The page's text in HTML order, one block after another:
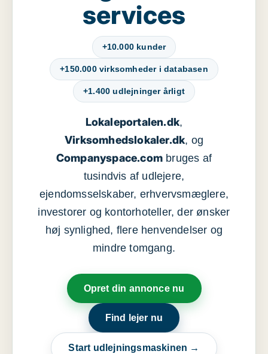
services
+10.000 kunder
+150.000 virksomheder i databasen
+1.400 udlejninger årligt
Lokaleportalen.dk,
Virksomhedslokaler.dk, og
Companyspace.com bruges af
tusindvis af udlejere,
ejendomsselskaber, erhvervsmæglere,
investorer og kontorhoteller, der ønsker
høj synlighed, flere henvendelser og
mindre tomgang.
Opret din annonce nu
Find lejer nu
Start udlejningsmaskinen →